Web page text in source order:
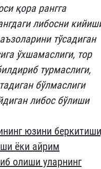
қора рангга
либосни
тўсадиган
ўхшамаслиги, тор
турмаслиги,
бўлмаслиги
либос бўлиши
юзини
ёки айрим
олиши уларнинг